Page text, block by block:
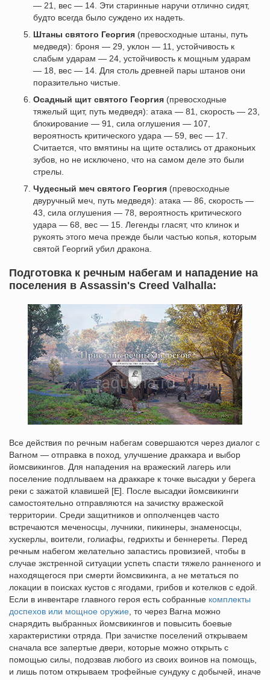
— 21, вес — 14. Эти старинные наручи отлично сидят,
будто всегда было суждено их надеть.
Штаны святого Георгия (превосходные штаны, путь
медведя): броня — 29, уклон — 11, устойчивость к
слабым ударам — 24, устойчивость к мощным ударам
— 18, вес — 14. Для столь древней пары штанов они
поразительно чистые.
Осадный щит святого Георгия (превосходные
тяжелый щит, путь медведя): атака — 81, скорость — 23,
блокирование — 91, сила оглушения — 107,
вероятность критического удара — 59, вес — 17.
Считается, что вмятины на щите остались от драконьих
зубов, но не исключено, что на самом деле это были
стрелы.
Чудесный меч святого Георгия (превосходные
двуручный меч, путь медведя): атака — 86, скорость —
43, сила оглушения — 78, вероятность критического
удара — 68, вес — 15. Легенды гласят, что клинок и
рукоять этого меча прежде были частью копья, которым
святой Георгий убил дракона.
Подготовка к речным набегам и нападение на
поселения в Assassin's Creed Valhalla:
Все действия по речным набегам совершаются через диалог с
Вагном — отправка в поход, улучшение драккара и выбор
йомсвикингов. Для нападения на вражеский лагерь или
поселение подплываем на драккаре к точке высадки у берега
реки с зажатой клавишей [E]. После высадки йомсвикинги
самостоятельно отправляются на зачистку вражеской
территории. Среди защитников и опполченцев часто
встречаются меченосцы, лучники, пикинеры, знаменосцы,
хускерлы, воители, голиафы, гедрихты и беннереты. Перед
речным набегом желательно запастись провизией, чтобы в
случае экстренной ситуации успеть спасти тяжело ранненого и
находящегося при смерти йомсвикинга, а не метаться по
локации в поисках кустов с ягодами, грибов и котелков с едой.
Если в инвентаре главного героя есть собранные комплекты
доспехов или мощное оружие , то через Вагна можно
снарядить выбранных йомсвикингов и повысить боевые
характеристики отряда. При зачистке поселений открываем
сначала все запертые двери, которые можно открыть с
помощью силы, подозвав любого из своих воинов на помощь,
и лишь потом открываем трофейные сундуку с добычей, иначе